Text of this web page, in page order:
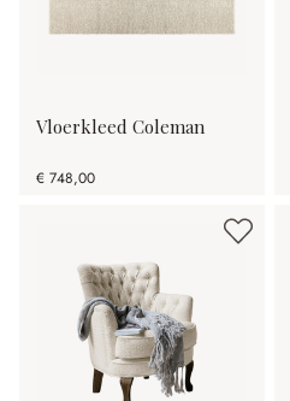
Vloerkleed Coleman
€ 748,00